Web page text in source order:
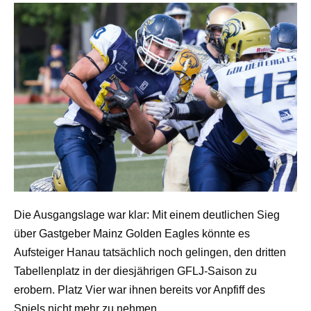
Die Ausgangslage war klar: Mit einem deutlichen Sieg
über Gastgeber Mainz Golden Eagles könnte es
Aufsteiger Hanau tatsächlich noch gelingen, den dritten
Tabellenplatz in der diesjährigen GFLJ-Saison zu
erobern. Platz Vier war ihnen bereits vor Anpfiff des
Spiels nicht mehr zu nehmen.